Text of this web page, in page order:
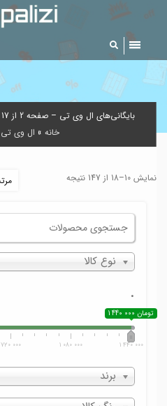
بایگانی‌های ال وی تی – صفحه 2 از 17 – فروشگاه اینترنتی دیجی پالیزی
خانه » ال وی تی
نمایش 10–18 از 147 نتیجه
نوع کالا
.
1 440 000 تومان
720 000 1 080 000 1 440 000
برند